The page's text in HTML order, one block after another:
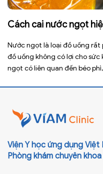
Cách cai nước ngọt
Nước ngọt là loại đồ uống
đồ uống không có lợi cho
ngọt có liên quan đến béo
Viện Y học ứng dụng Việt
Phòng khám chuyên